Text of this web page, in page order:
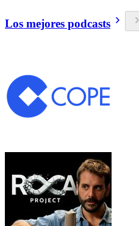
Los mejores podcasts